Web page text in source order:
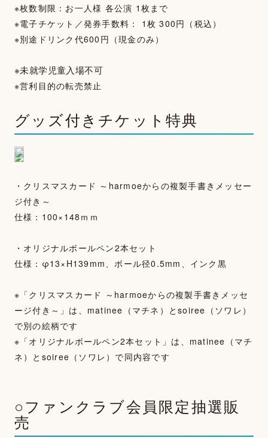
MOVIE
TALK
SPECIAL
FAN LETTER
SHOP
※枚数制限：お一人様 各公演 1枚まで
※電子チケット／発券手数料： 1枚 300円（税込）
※別途ドリンク代600円（現金のみ）
※未就学児童入場不可
※営利目的の転売禁止
グッズ付きチケット特典
・クリスマスカード ～harmoeからの複製手書きメッセー
ジ付き～
仕様：100×148ｍｍ
・オリジナルボールペン2本セット
仕様：φ13×H139mm、ボール径0.5mm、インク黒
※「クリスマスカード ～harmoeからの複製手書きメッセ
ージ付き～」は、matinee（マチネ）とsoiree（ソワレ）
で別の絵柄です
※「オリジナルボールペン2本セット」は、matinee（マチ
ネ）とsoiree（ソワレ）で同内容です
○ファンクラブ会員限定抽選販
売